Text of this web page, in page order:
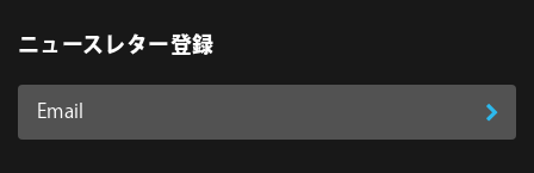
ニュースレター登録
Email
登